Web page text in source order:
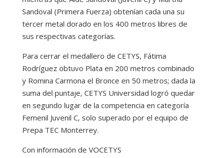
Sandoval (Primera Fuerza) obtenían cada una su
tercer metal dorado en los 400 metros libres de
sus respectivas categorías.
Para cerrar el medallero de CETYS, Fátima
Rodríguez obtuvo Plata en 200 metros combinado
y Romina Carmona el Bronce en 50 metros; dada la
suma del puntaje, CETYS Universidad logró quedar
en segundo lugar de la competencia en categoría
Femenil Juvenil C, solo superado por el equipo de
Prepa TEC Monterrey.
Con información de VOCETYS